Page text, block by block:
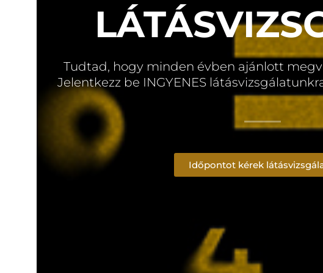
Tudtad, hogy minden évben ajánlott
Jelentkezz be INGYENES
Időpontot kérek